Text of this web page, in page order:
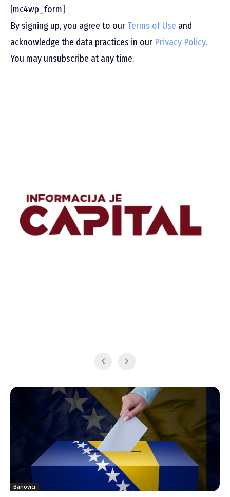
[mc4wp_form]
By signing up, you agree to our Terms of Use and
acknowledge the data practices in our Privacy Policy.
You may unsubscribe at any time.
Banovici